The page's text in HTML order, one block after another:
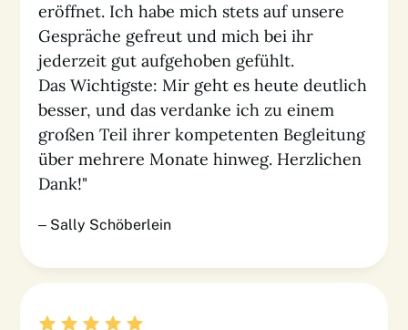
eröffnet. Ich habe mich stets auf unsere
Gespräche gefreut und mich bei ihr
jederzeit gut aufgehoben gefühlt.
Das Wichtigste: Mir geht es heute deutlich
besser, und das verdanke ich zu einem
großen Teil ihrer kompetenten Begleitung
über mehrere Monate hinweg. Herzlichen
Dank!"
– Sally Schöberlein